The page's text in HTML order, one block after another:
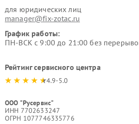
для юридических лиц
manager@fix-zotac.ru
График работы:
ПН-ВСК с 9:00 до 21:00 без
Рейтинг сервисного центра
4.9-5.0
ООО "Русервис"
ИНН 7702633247
ОГРН 1077746335776